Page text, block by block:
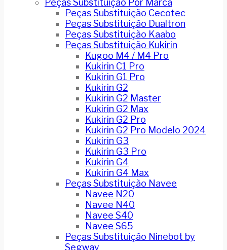
Peças Substituição Cecotec
Peças Substituição Dualtron
Peças Substituição Kaabo
Peças Substituição Kukirin
Kugoo M4 / M4 Pro
Kukirin C1 Pro
Kukirin G1 Pro
Kukirin G2
Kukirin G2 Master
Kukirin G2 Max
Kukirin G2 Pro
Kukirin G2 Pro Modelo 2024
Kukirin G3
Kukirin G3 Pro
Kukirin G4
Kukirin G4 Max
Peças Substituição Navee
Navee N20
Navee N40
Navee S40
Navee S65
Peças Substituição Ninebot by
Segway